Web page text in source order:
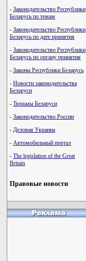
- Законодательство Республики
Беларусь по темам
- Законодательство Республики
Беларусь по дате принятия
- Законодательство Республики
Беларусь по органу принятия
- Законы Республики Беларусь
- Новости законодательства
Беларуси
- Тюрьмы Беларуси
- Законодательство России
- Деловая Украина
- Автомобильный портал
- The legislation of the Great
Britain
Правовые новости